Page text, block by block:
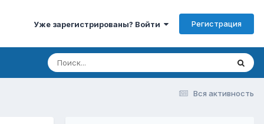
Уже зарегистрированы? Войти Регистрация
Вся активность